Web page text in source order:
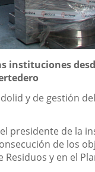
instituciones
y de gestión
presidente de la
de los
y en el